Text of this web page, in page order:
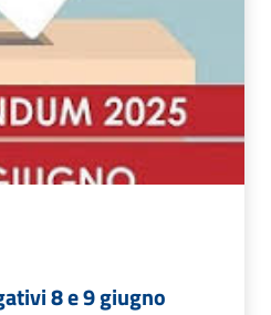
8 e 9 giugno